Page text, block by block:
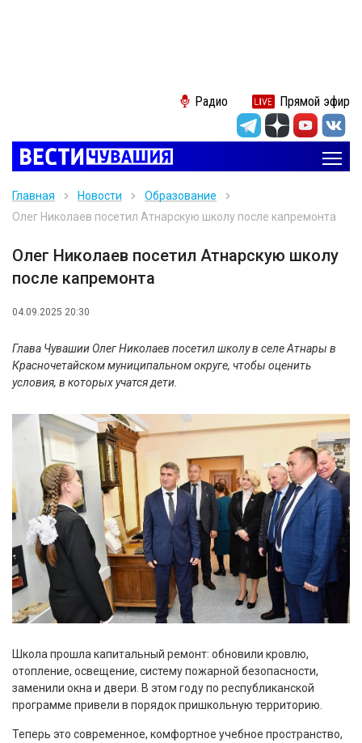
Радио Прямой эфир
Главная Новости
Образование
Олег Николаев посетил Атнарскую школу после капремонта
Олег Николаев посетил Атнарскую школу
после капремонта
04.09.2025 20:30
Глава Чувашии Олег Николаев посетил школу в селе Атнары в
Красночетайском муниципальном округе, чтобы оценить
условия, в которых учатся дети.
Школа прошла капитальный ремонт: обновили кровлю,
отопление, освещение, систему пожарной безопасности,
заменили окна и двери. В этом году по республиканской
программе привели в порядок пришкольную территорию.
Теперь это современное, комфортное учебное пространство,